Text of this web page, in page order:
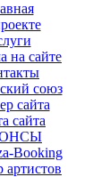
на сайте
союз
сайта
сайта
Booking
артистов